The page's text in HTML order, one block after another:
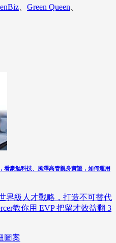
、 Green Queen、
看豪勉科技、風澤高管親身實證，如何運用
界級人才戰略，打造不可替代
教你用 EVP 把留才效益翻 3